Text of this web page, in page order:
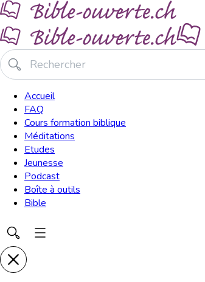
Accueil
FAQ
Cours formation biblique
Méditations
Etudes
Jeunesse
Podcast
Boîte à outils
Bible